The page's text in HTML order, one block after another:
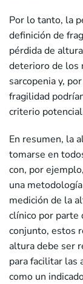
Por lo tanto, la
definición de
pérdida de
deterioro de los
sarcopenia y,
fragilidad
criterio
En resumen, la
tomarse en
con, por
una
medición de la
clínico por parte
conjunto, estos
altura debe ser
para facilitar las
como un